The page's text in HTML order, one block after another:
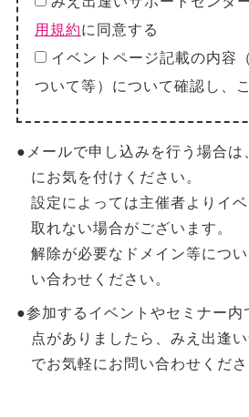
用規約に同意する
イベントページ記載の内容
ついて等）について確認し、
●メールで申し込みを行う場合は
にお気を付けください。
設定によっては主催者よりイ
取れない場合がございます。
解除が必要なドメイン等につ
い合わせください。
●参加するイベントやセミナー内
点がありましたら、みえ出逢
でお気軽にお問い合わせくださ